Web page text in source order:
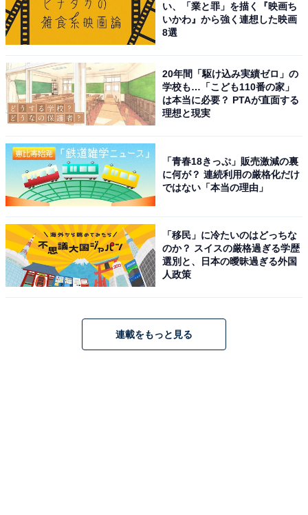
い、「業と罪」を描く『映画ち
いかわ』から強く連想した映画
8選
20年間「駆け込み実績ゼロ」の
学校も…「こども110番の家」
は本当に必要？ PTAが直面する
理想と現実
「青春18きっぷ」販売激減の裏
に何が？ 連続利用の厳格化だけ
ではない「本当の理由」
「移民」に冷たいのはどっちな
のか？ スイスの厳格過ぎる学歴
選別と、日本の曖昧過ぎる外国
人政策
連載をもっと見る